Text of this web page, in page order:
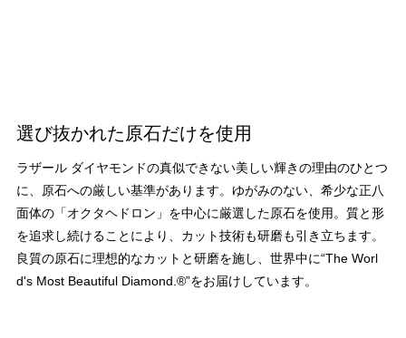
選び抜かれた原石だけを使用
ラザール ダイヤモンドの真似できない美しい輝きの理由のひとつ
に、原石への厳しい基準があります。ゆがみのない、希少な正八
面体の「オクタヘドロン」を中心に厳選した原石を使用。質と形
を追求し続けることにより、カット技術も研磨も引き立ちます。
良質の原石に理想的なカットと研磨を施し、世界中に“The Worl
d's Most Beautiful Diamond.®”をお届けしています。